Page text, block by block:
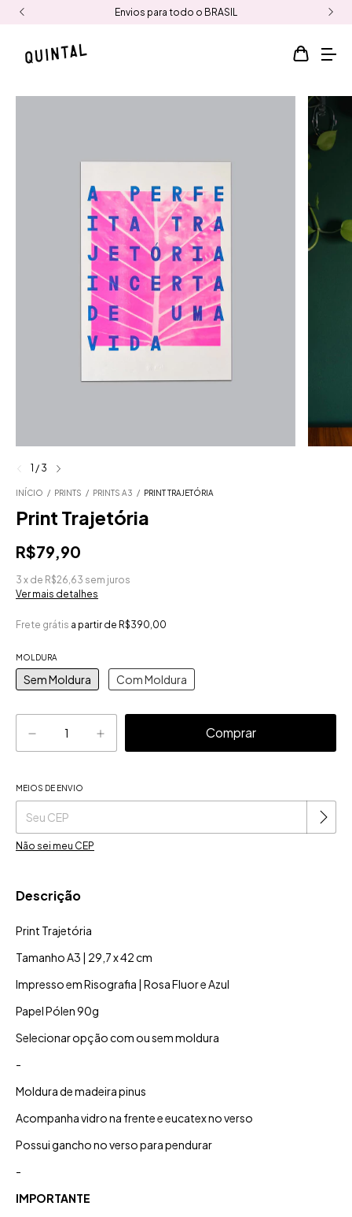
Envios para todo o BRASIL
1 / 3
INÍCIO / PRINTS / PRINTS A3 / PRINT TRAJETÓRIA
Print Trajetória
R$79,90
3 x de R$26,63 sem juros
Ver mais detalhes
Frete grátis a partir de R$390,00
MOLDURA
Sem Moldura Com Moldura
Entregas para o CEP:
MEIOS DE ENVIO
Não sei meu CEP
Descrição
Print Trajetória
Tamanho A3 | 29,7 x 42 cm
Impresso em Risografia | Rosa Fluor e Azul
Papel Pólen 90g
Selecionar opção com ou sem moldura
-
Moldura de madeira pinus
Acompanha vidro na frente e eucatex no verso
Possui gancho no verso para pendurar
-
IMPORTANTE